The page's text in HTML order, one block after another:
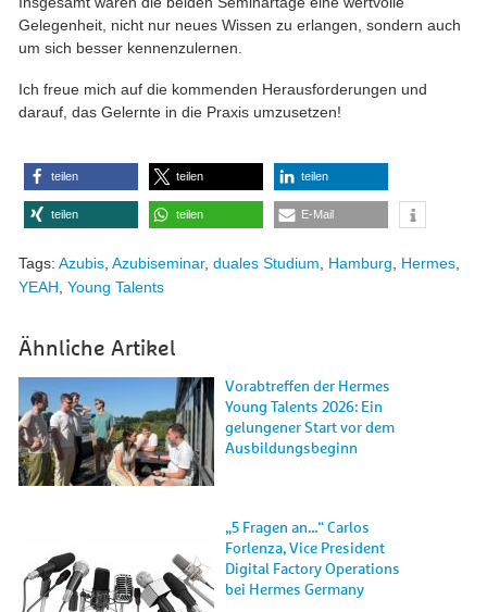
Gelegenheit, nicht nur neues Wissen zu erlangen, sondern auch
um sich besser kennenzulernen.
Ich freue mich auf die kommenden Herausforderungen und
darauf, das Gelernte in die Praxis umzusetzen!
teilen teilen teilen
teilen teilen E-Mail
Tags: Azubis Azubiseminar, duales Studium Hamburg Hermes
YEAH Young Talents
Ähnliche Artikel
Vorabtreffen der Hermes
Young Talents 2026: Ein
gelungener Start vor dem
Ausbildungsbeginn
„5 Fragen an…“ Carlos
Forlenza, Vice President
Digital Factory Operations
bei Hermes Germany